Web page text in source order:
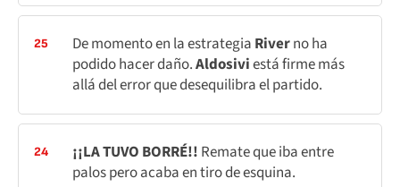
25 De momento en la estrategia Riverno ha
podido hacer daño.Aldosiviestá firme más
allá del error que desequilibra el partido.
24 ¡¡LA TUVO BORRÉ!! Remate que iba entre
palos pero acaba en tiro de esquina.